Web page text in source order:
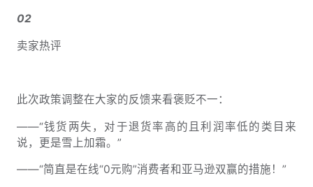
02
卖家热评
此次政策调整在大家的反馈来看褒贬不一：
——“钱货两失，对于退货率高的且利润率低的类目来
说，更是雪上加霜。”
——“简直是在线“0元购”消费者和亚马逊双赢的措施！”